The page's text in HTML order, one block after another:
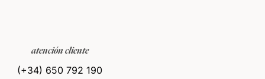
atención cliente
(+34) 650 792 190